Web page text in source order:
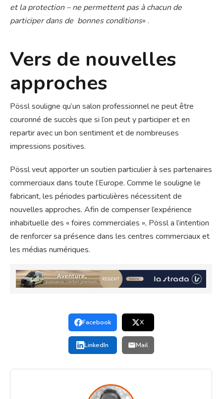
et la protection – ne permettent pas à chacun de
participer dans de bonnes conditions« .
Vers de nouvelles
approches
Pössl souligne qu’un salon professionnel ne peut être
couronné de succès que si l’on peut y participer et en
repartir avec un bon sentiment et de nombreuses
impressions positives.
Pössl veut apporter un soutien particulier à ses partenaires
commerciaux dans toute l’Europe. Comme le souligne le
fabricant, les périodes particulières nécessitent de
nouvelles approches. Afin de compenser l’expérience
inhabituelle des « foires commerciales », Pössl a l’intention
de renforcer sa présence dans les centres commerciaux et
les médias numériques.
Facebook X
LinkedIn Mail